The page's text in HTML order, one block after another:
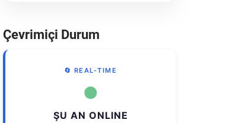
Çevrimiçi Durum
🔄 REAL-TIME
●
ŞU AN ONLINE